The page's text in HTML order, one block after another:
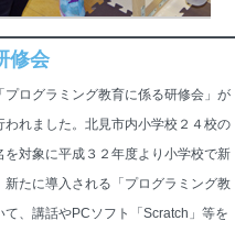
修会
ログラミング教育に係る研修会」が
れました。北見市内小学校２４校の
対象に平成３２年度より小学校で新
たに導入される「プログラミング教
、講話やPCソフト「Scratch」等を